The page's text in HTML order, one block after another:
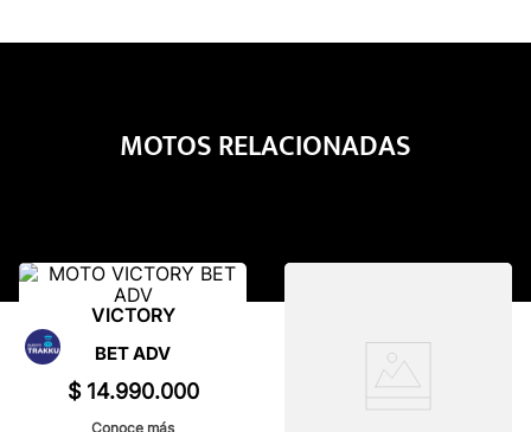
MOTOS RELACIONADAS
VICTORY
BET ADV
$ 14.990.000
Conoce más